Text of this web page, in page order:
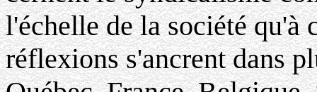
l'échelle de la société
réflexions s'ancrent dans